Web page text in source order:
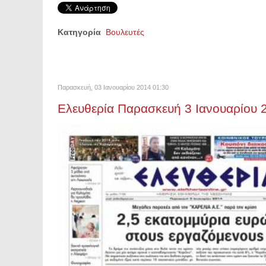
Κατηγορία Βουλευτές
Παρασκευή, 03 Ιανουαρίου 2014 01:30
Ελευθερία Παρασκευή 3 Ιανουαρίου